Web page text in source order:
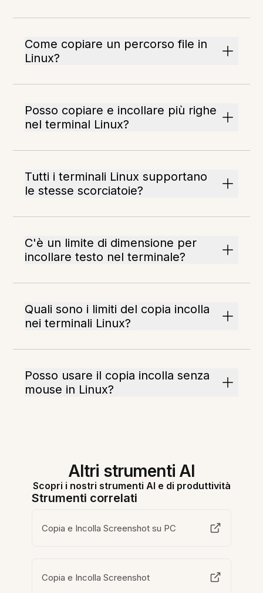
Come copiare un percorso file in
Linux?
Posso copiare e incollare più righe
nel terminal Linux?
Tutti i terminali Linux supportano
le stesse scorciatoie?
C'è un limite di dimensione per
incollare testo nel terminale?
Quali sono i limiti del copia incolla
nei terminali Linux?
Posso usare il copia incolla senza
mouse in Linux?
Altri strumenti AI
Scopri i nostri strumenti AI e di produttività
Strumenti correlati
Copia e Incolla Screenshot su PC
Copia e Incolla Screenshot